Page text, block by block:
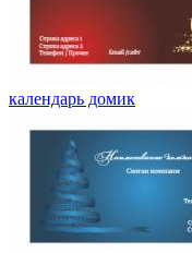
календарь домик